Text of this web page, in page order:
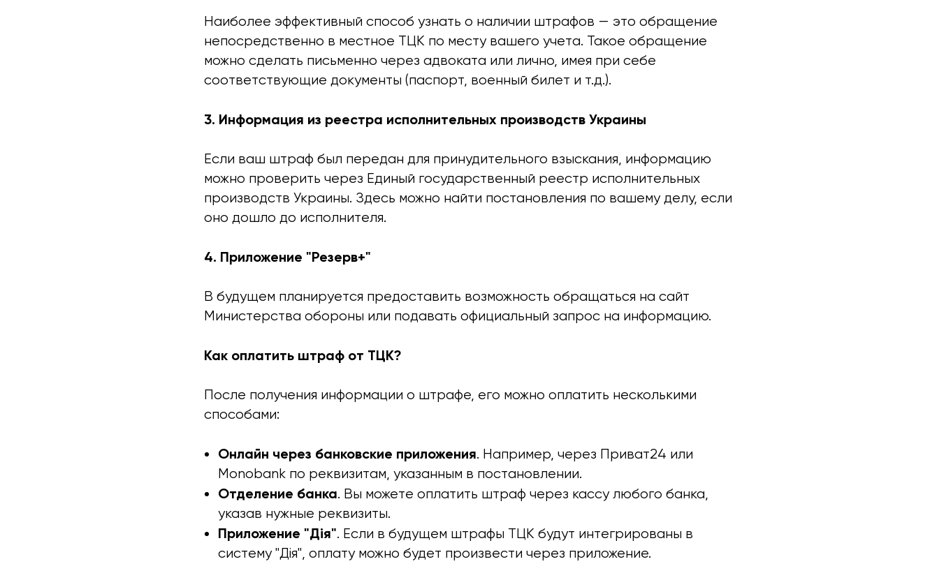
Наиболее эффективный способ узнать о наличии штрафов — это обращение
непосредственно в местное ТЦК по месту вашего учета. Такое обращение
можно сделать письменно через адвоката или лично, имея при себе
соответствующие документы (паспорт, военный билет и т.д.).
3. Информация из реестра исполнительных производств Украины
Если ваш штраф был передан для принудительного взыскания, информацию
можно проверить через Единый государственный реестр исполнительных
производств Украины. Здесь можно найти постановления по вашему делу, если
оно дошло до исполнителя.
4. Приложение "Резерв+"
В будущем планируется предоставить возможность обращаться на сайт
Министерства обороны или подавать официальный запрос на информацию.
Как оплатить штраф от ТЦК?
После получения информации о штрафе, его можно оплатить несколькими
способами:
Онлайн через банковские приложения. Например, через Приват24 или
Monobank по реквизитам, указанным в постановлении.
Отделение банка. Вы можете оплатить штраф через кассу любого банка,
указав нужные реквизиты.
Приложение "Дія". Если в будущем штрафы ТЦК будут интегрированы в
систему "Дія", оплату можно будет произвести через приложение.